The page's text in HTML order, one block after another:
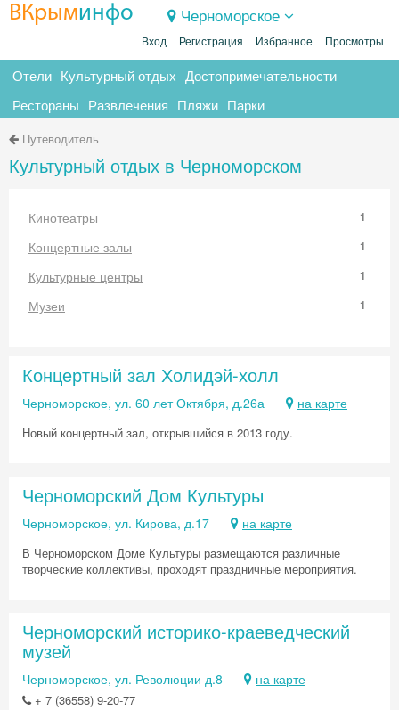
ВКрыминфо Черноморское
Вход Регистрация Избранное Просмотры
Отели Культурный отдых Достопримечательности
Рестораны Развлечения Пляжи Парки
Путеводитель
Культурный отдых в Черноморском
Кинотеатры 1
Концертные залы 1
Культурные центры 1
Музеи 1
Концертный зал Холидэй-холл
Черноморское, ул. 60 лет Октября, д.26а на карте
Новый концертный зал, открывшийся в 2013 году.
Черноморский Дом Культуры
Черноморское, ул. Кирова, д.17 на карте
В Черноморском Доме Культуры размещаются различные
творческие коллективы, проходят праздничные мероприятия.
Черноморский историко-краеведческий
музей
Черноморское, ул. Революции д.8 на карте
+ 7 (36558) 9-20-77